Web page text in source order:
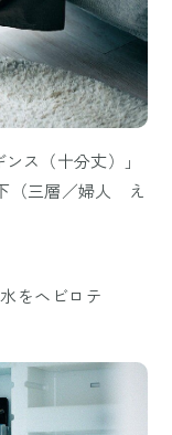
ス（十分丈）」
（三層／婦人 え
をヘビロテ